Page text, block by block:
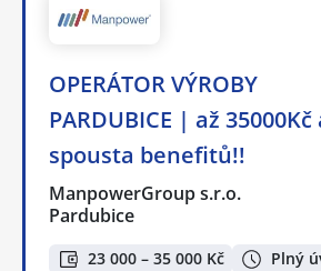
OPERÁTOR VÝROBY
PARDUBICE | až 35000Kč
spousta benefitů!!
ManpowerGroup s.r.o.
Pardubice
23 000 – 35 000 Kč Plný